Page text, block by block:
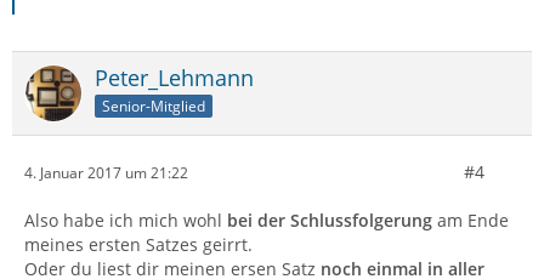
Peter_Lehmann
Senior-Mitglied
4. Januar 2017 um 21:22 #4
Also habe ich mich wohl bei der Schlussfolgerung am Ende
meines ersten Satzes geirrt.
Oder du liest dir meinen ersen Satz noch einmal in aller